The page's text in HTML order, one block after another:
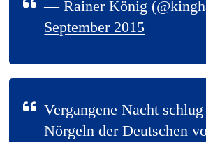
— Rainer König
September 2015
Vergangene Nacht schlug
Nörgeln der Deutschen